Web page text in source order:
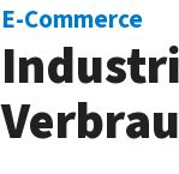
E-Commerce